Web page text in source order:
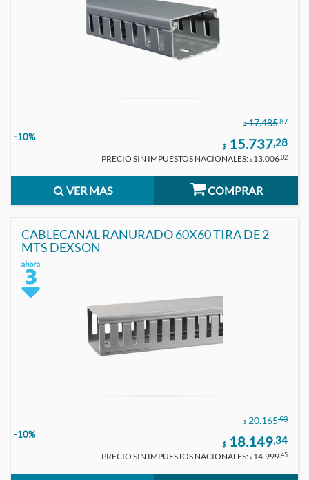
$ 17.485,87
-10%
$ 15.737,28
PRECIO SIN IMPUESTOS NACIONALES: $ 13.006,02
VER MAS COMPRAR
CABLECANAL RANURADO 60X60 TIRA DE 2
MTS DEXSON
$ 20.165,93
-10%
$ 18.149,34
PRECIO SIN IMPUESTOS NACIONALES: $ 14.999,45